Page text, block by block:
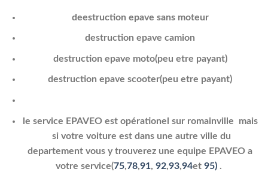
deestruction epave sans moteur
destruction epave camion
destruction epave moto(peu etre payant)
destruction epave scooter(peu etre payant)
le service EPAVEO est opérationel sur romainville mais
si votre voiture est dans une autre ville du
departement vous y trouverez une equipe EPAVEO a
votre service(75,78,91,92,93,94et95) .